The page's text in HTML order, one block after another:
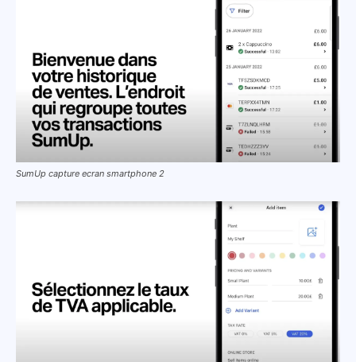
SumUp capture ecran smartphone 2